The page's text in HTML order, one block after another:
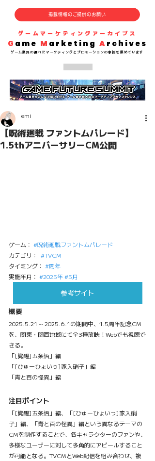
G ame M arketing Archives
​ゲーム業界の優れた マーケティングとプロモーションの事例を集めています
掲載情報のご提供のお願い
​ゲームマーケティングアーカイブス
【呪術廻戦 ファントムパレード】
1.5thアニバーサリーCM公開
emi
ゲーム： #呪術廻戦ファントムパレード
カテゴリ： #TVCM
タイミング： #周年
実施年月： #2025年#5月
参考サイト
概要
2025.5.21 ~ 2025.6.1の期間中、1.5周年記念CM
を、関東・関西地域にて全3種放映！Webでも視聴で
きる。
「[覚醒]五条悟」編
「[ひゅーひょいっ]家入硝子」編
「青と百の怪異」編
注目ポイント
「[覚醒]五条悟」編、「[ひゅーひょいっ]家入硝
子」編、「青と百の怪異」編という異なるテーマの
CMを制作することで、各キャラクターのファンや、
多様なユーザーに対して多角的にアピールすること
が可能となる。TVCMとWeb配信を組み合わせ、複